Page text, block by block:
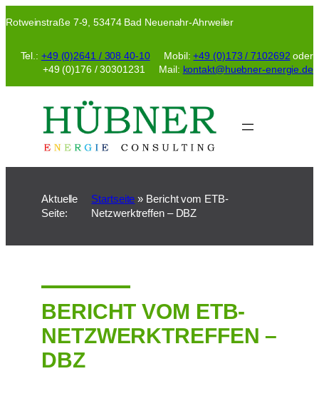
Inhalt
Rotweinstraße 7-9, 53474 Bad Neuenahr-Ahrweiler
Tel.: +49 (0)2641 / 308 40-10Mobil:+49 (0)173 / 7102692 oder
+49 (0)176 / 30301231 Mail: kontakt@huebner-energie.de
Aktuelle
Seite:
Startseite » Bericht vom ETB-
Netzwerktreffen – DBZ
BERICHT VOM ETB-
NETZWERKTREFFEN –
DBZ